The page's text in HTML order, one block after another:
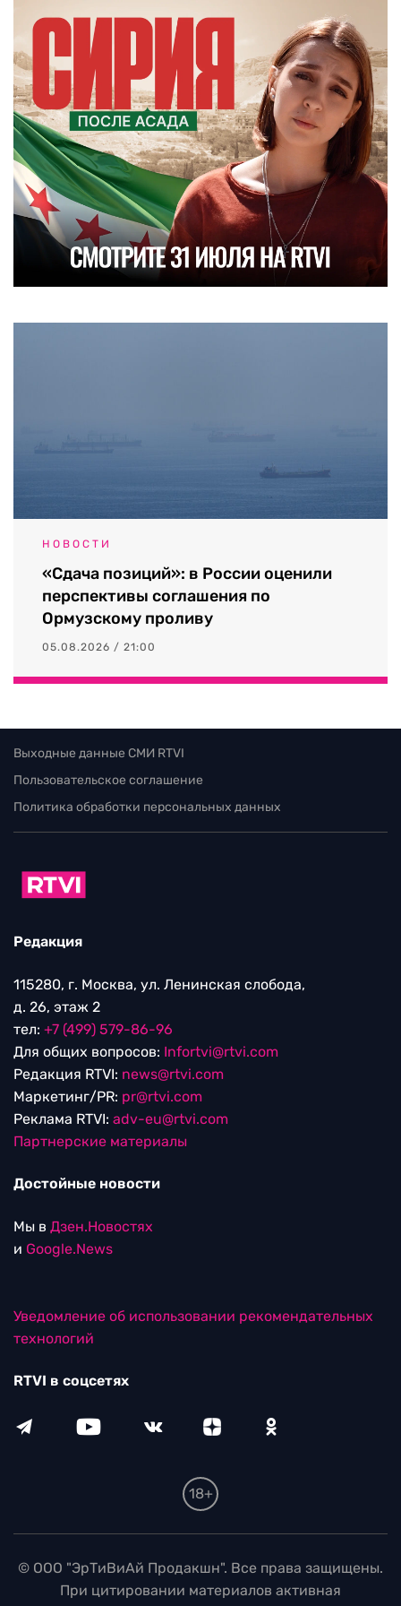
НОВОСТИ
«Сдача позиций»: в России оценили
перспективы соглашения по
Ормузскому проливу
05.08.2026 / 21:00
Выходные данные СМИ RTVI
Пользовательское соглашение
Политика обработки персональных данных
Редакция
115280, г. Москва, ул. Ленинская слобода,
д. 26, этаж 2
тел: +7 (499) 579-86-96
Для общих вопросов: Infortvi@rtvi.com
Редакция RTVI: news@rtvi.com
Маркетинг/PR: pr@rtvi.com
Реклама RTVI: adv-eu@rtvi.com
Партнерские материалы
Достойные новости
Мы в Дзен.Новостях
и Google.News
Уведомление об использовании рекомендательных
технологий
RTVI в соцсетях
18+
© ООО "ЭрТиВиАй Продакшн". Все права защищены.
При цитировании материалов активная